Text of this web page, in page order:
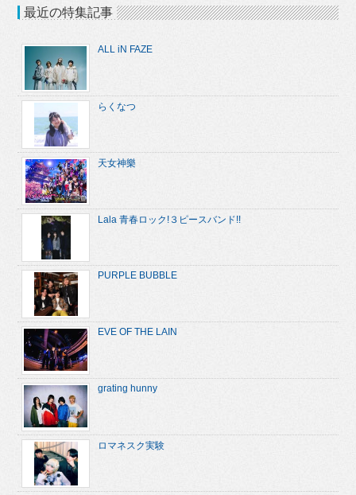
最近の特集記事
ALL iN FAZE
らくなつ
天女神樂
Lala 青春ロック!３ピースバンド!!
PURPLE BUBBLE
EVE OF THE LAIN
grating hunny
ロマネスク実験